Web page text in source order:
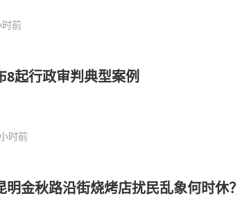
前
8起行政审判典型案例
时前
明金秋路沿街烧烤店扰民乱象何时休？